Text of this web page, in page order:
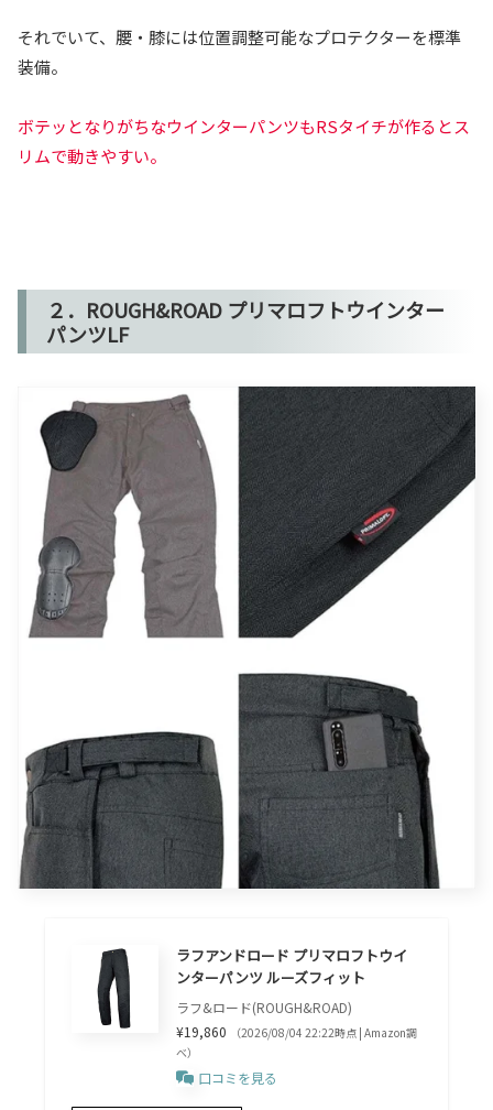
それでいて、腰・膝には位置調整可能なプロテクターを標準
装備。
ボテッとなりがちなウインターパンツもRSタイチが作るとス
リムで動きやすい。
２．ROUGH&ROAD プリマロフトウインター
パンツLF
ラフアンドロード プリマロフトウイ
ンターパンツ ルーズフィット
ラフ&ロード(ROUGH&ROAD)
¥19,860
（2026/08/04 22:22時点 | Amazon調
べ）
口コミを見る